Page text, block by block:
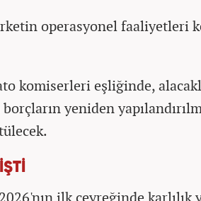
operasyonel faaliyetleri
komiserleri eşliğinde,
yeniden
ilk çeyreğinde karlılık